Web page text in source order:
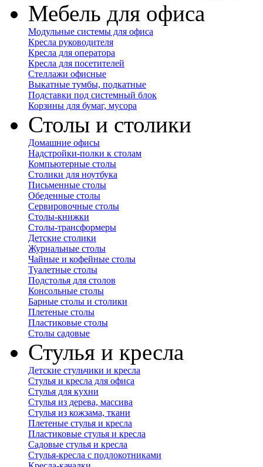
Мебель для офиса
Модульные системы для офиса
Кресла руководителя
Кресла для оператора
Кресла для посетителей
Стеллажи офисные
Выкатные тумбы, подкатные
Подставки под системный блок
Корзины для бумаг, мусора
Столы и столики
Домашние офисы
Надстройки-полки к столам
Компьютерные столы
Столики для ноутбука
Письменные столы
Обеденные столы
Сервировочные столы
Столы-книжки
Столы-трансформеры
Детские столики
Журнальные столы
Чайные и кофейные столы
Туалетные столы
Подстолья для столов
Консольные столы
Барные столы и столики
Плетеные столы
Пластиковые столы
Столы садовые
Стулья и кресла
Детские стульчики и кресла
Стулья и кресла для офиса
Стулья для кухни
Стулья из дерева, массива
Стулья из кожзама, ткани
Плетеные стулья и кресла
Пластиковые стулья и кресла
Садовые стулья и кресла
Стулья-кресла с подлокотниками